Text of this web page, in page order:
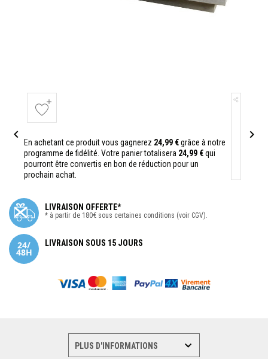
En achetant ce produit vous gagnerez 24,99 €grâce à notre
programme de fidélité. Votre panier totalisera 24,99 €qui
pourront être convertis en bon de réduction pour un
prochain achat.
 
LIVRAISON OFFERTE*
* à partir de 180€ sous certaines conditions (voir CGV).
LIVRAISON SOUS 15 JOURS